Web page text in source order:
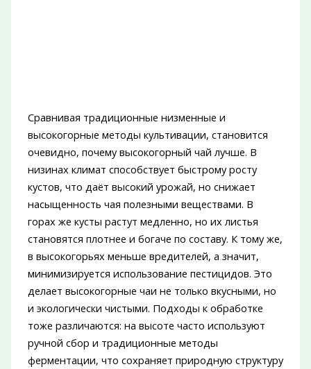
Сравнивая традиционные низменные и
высокогорные методы культивации, становится
очевидно, почему высокогорный чай лучше. В
низинах климат способствует быстрому росту
кустов, что даёт высокий урожай, но снижает
насыщенность чая полезными веществами. В
горах же кусты растут медленно, но их листья
становятся плотнее и богаче по составу. К тому же,
в высокогорьях меньше вредителей, а значит,
минимизируется использование пестицидов. Это
делает высокогорные чаи не только вкусными, но
и экологически чистыми. Подходы к обработке
тоже различаются: на высоте часто используют
ручной сбор и традиционные методы
ферментации, что сохраняет природную структуру